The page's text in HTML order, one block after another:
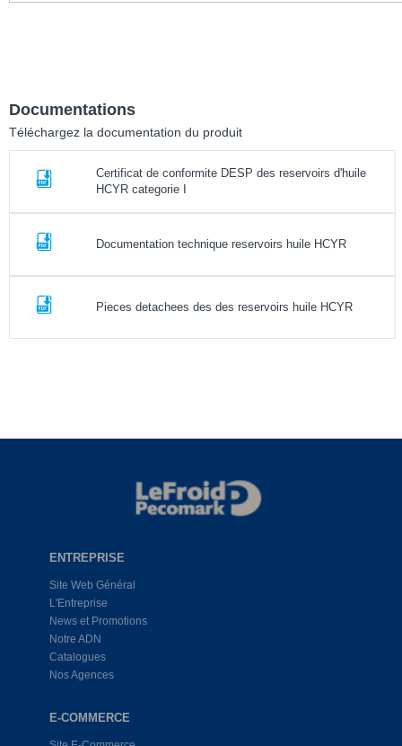
Documentations
Téléchargez la documentation du produit
Certificat de conformite DESP des reservoirs d'huile
HCYR categorie I
Documentation technique reservoirs huile HCYR
Pieces detachees des des reservoirs huile HCYR
ENTREPRISE
Site Web Général
L'Entreprise
News et Promotions
Notre ADN
Catalogues
Nos Agences
E-COMMERCE